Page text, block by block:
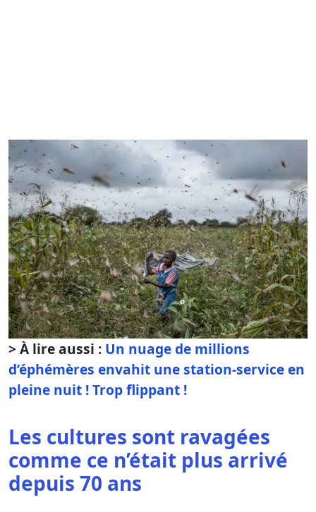
> À lire aussi : Un nuage de millions
d’éphémères envahit une station-service en
pleine nuit ! Trop flippant !
Les cultures sont ravagées
comme ce n’était plus arrivé
depuis 70 ans